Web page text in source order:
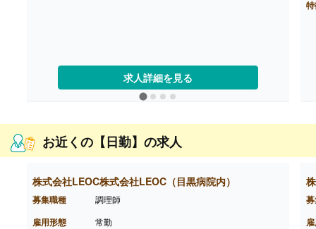
ご面接を通して雇用形態を検討します。
【賞与】年2回（1.0-2.0ヶ月分 ※前年度実績、
経験による）
【通勤手当】あり（上限なし/月）※全額支給
【退職金】あり※勤続10年以上
求人詳細を見る
お近くの【日勤】の求人
株式会社LEOC株式会社LEOC（目黒病院内）
募集職種 調理師
雇用形態 常勤